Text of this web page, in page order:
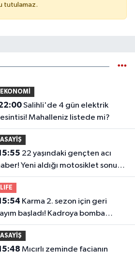
tutulamaz.
EKONOMİ
Salihli'de 4 gün elektrik
Mahalleniz listede mi?
ASAYİŞ
Yeni aldığı motosiklet sonu
LIFE
başladı! Kadroya bomba
dahil oldu
ASAYİŞ